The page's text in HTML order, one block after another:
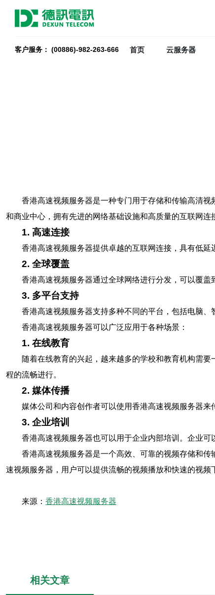
客户服务： (00886)-982-263-666 首页 云服务器
香港高速视频服务器是一种专门用于存储和传输高清
和商业中心，拥有先进的网络基础设施和高质量的互联网
1. 高速连接
香港高速视频服务器提供卓越的互联网连接，具有低
2. 全球覆盖
香港高速视频服务器通过全球网络进行分发，可以覆
3. 多平台支持
香港高速视频服务器支持多种不同的平台，包括电脑
香港高速视频服务器可以广泛应用于各种场景：
1. 在线教育
随着在线教育的兴起，越来越多的学校和教育机构需
程的流畅进行。
2. 媒体传播
媒体公司和内容创作者可以使用香港高速视频服务器
3. 企业培训
香港高速视频服务器也可以用于企业内部培训。企业
香港高速视频服务器是一个高效、可靠的视频存储和
速视频服务器，用户可以提供流畅的视频播放和快速的视频
来源： 香港高速视频服务器
相关文章